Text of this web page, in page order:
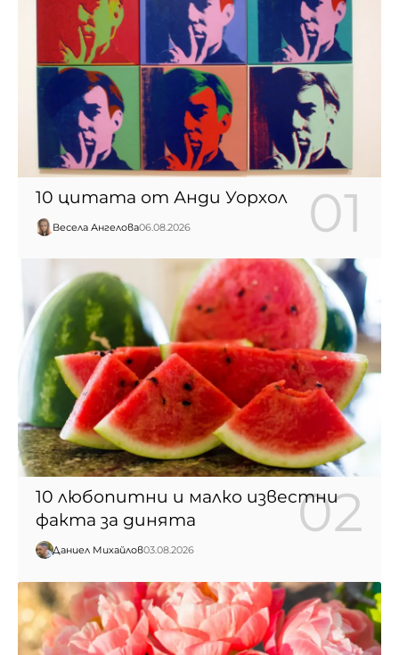
10 цитата от Анди Уорхол
Весела Ангелова06.08.2026
10 любопитни и малко известни
факта за динята
Даниел Михайлов03.08.2026